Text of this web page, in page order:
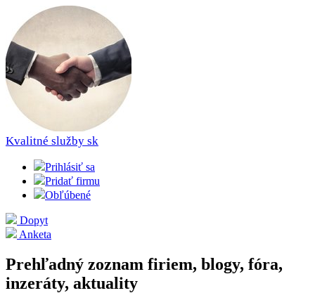
Kvalitné služby sk
Prihlásiť sa
Pridať firmu
Obľúbené
Dopyt
Anketa
Prehľadný zoznam firiem, blogy, fóra,
inzeráty, aktuality